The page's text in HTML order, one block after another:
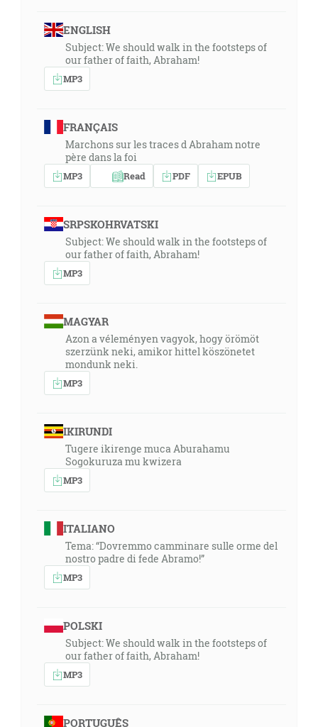
ENGLISH
Subject: We should walk in the footsteps of
our father of faith, Abraham!
MP3
FRANÇAIS
Marchons sur les traces d Abraham notre
père dans la foi
MP3 Read PDF EPUB
SRPSKOHRVATSKI
Subject: We should walk in the footsteps of
our father of faith, Abraham!
MP3
MAGYAR
Azon a véleményen vagyok, hogy örömöt
szerzünk neki, amikor hittel köszönetet
mondunk neki.
MP3
IKIRUNDI
Tugere ikirenge muca Aburahamu
Sogokuruza mu kwizera
MP3
ITALIANO
Tema: “Dovremmo camminare sulle orme del
nostro padre di fede Abramo!”
MP3
POLSKI
Subject: We should walk in the footsteps of
our father of faith, Abraham!
MP3
PORTUGUÊS